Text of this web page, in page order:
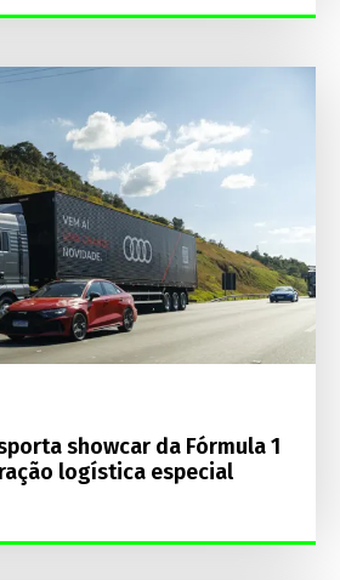
showcar da Fórmula 1
logística especial